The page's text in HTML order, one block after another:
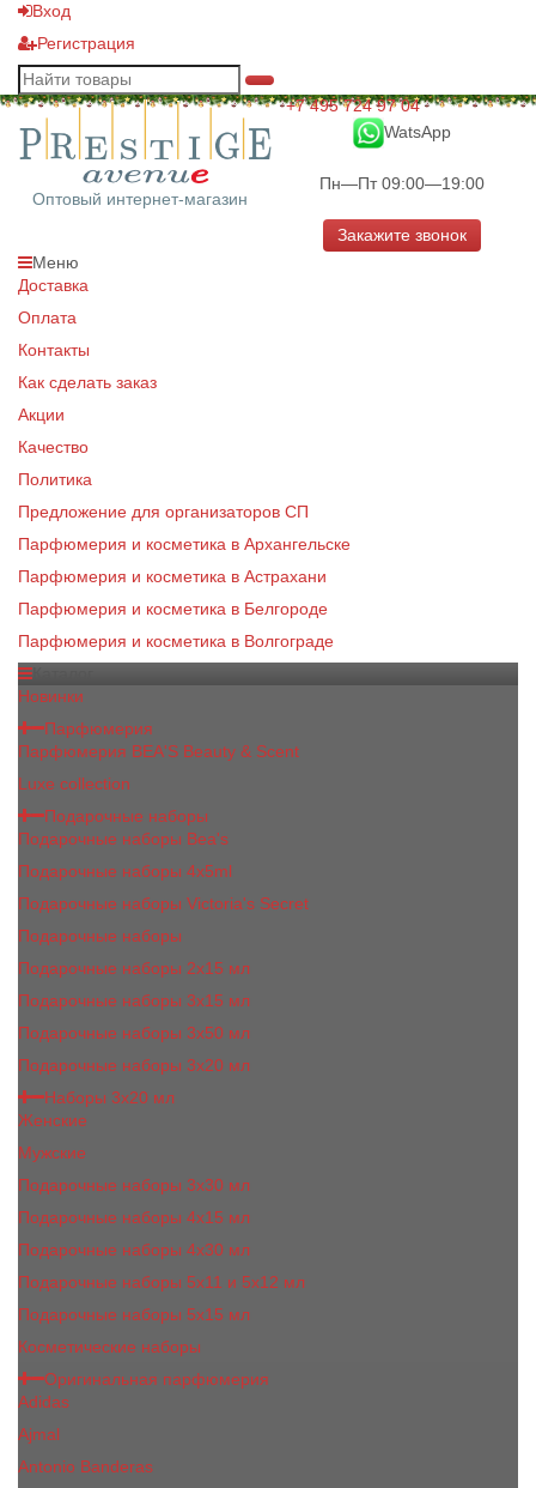
Вход
Регистрация
Оптовый интернет-магазин
+7 495 724 97 04
WatsApp
Пн—Пт 09:00—19:00
Закажите звонок
Меню
Доставка
Оплата
Контакты
Как сделать заказ
Акции
Качество
Политика
Предложение для организаторов СП
Парфюмерия и косметика в Архангельске
Парфюмерия и косметика в Астрахани
Парфюмерия и косметика в Белгороде
Парфюмерия и косметика в Волгограде
Новинки
Парфюмерия
Парфюмерия BEA'S Beauty & Scent
Luxe collection
Подарочные наборы
Подарочные наборы Bea's
Подарочные наборы 4х5ml
Подарочные наборы Victoria's Secret
Подарочные наборы
Подарочные наборы 2x15 мл
Подарочные наборы 3х15 мл
Подарочные наборы 3x50 мл
Подарочные наборы 3x20 мл
Наборы 3х20 мл
Женские
Мужские
Подарочные наборы 3х30 мл
Подарочные наборы 4x15 мл
Подарочные наборы 4x30 мл
Подарочные наборы 5x11 и 5х12 мл
Подарочные наборы 5x15 мл
Косметические наборы
Оригинальная парфюмерия
Adidas
Ajmal
Antonio Banderas